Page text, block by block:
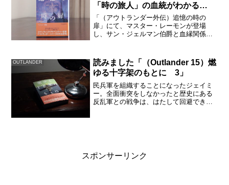
「時の旅人」の血統がわかる
【OUTLANDER考察】
「（アウトランダー外伝）追憶の時の
扉」にて、マスター・レーモンが登場
し、サン・ジェルマン伯爵と血縁関係だ
ー・レーモンは、「時の旅人」の中でも
群を抜いて情報と時を超えた経...
OUTLANDER
読みました「（Outlander 15）燃
ゆる十字架のもとに 3」
民兵軍を組織することになったジェイミ
ー。全面衝突をしなかったと歴史にある
反乱軍との戦争は、はたして回避できた
スポンサーリンク